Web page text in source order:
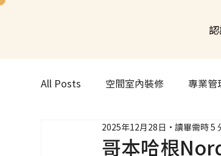
All Posts 空間室內裝修 專業管
哥本哈根
2025年12月28日 讀畢需時 5